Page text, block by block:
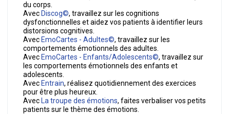
du corps.
Avec Discog©, travaillez sur les cognitions
dysfonctionnelles et aidez vos patients à identifier leurs
distorsions cognitives.
Avec EmoCartes - Adultes©, travaillez sur les
comportements émotionnels des adultes.
Avec EmoCartes - Enfants/Adolescents©, travaillez sur
les comportements émotionnels des enfants et
adolescents.
Avec Entrain, réalisez quotidiennement des exercices
pour être plus heureux.
Avec La troupe des émotions, faites verbaliser vos petits
patients sur le thème des émotions.